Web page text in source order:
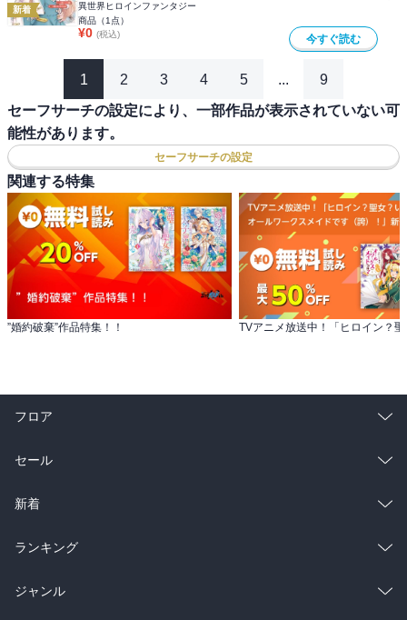
新着
異世界ヒロインファンタジー
商品（1 点）
¥0 (税込) 今すぐ読む
1 2 3 4 5 ... 9
セーフサーチの設定により、一部作品が表示されていない可
能性があります。
セーフサーチの設定
関連する特集
”婚約破棄”作品特集！！
フロア
総合
ラノベ
雑誌・グラビア
BL・TL
セール
総合
ラノベ
雑誌・グラビア
新着
総合
ラノベ
ランキング
総合
ジャンル